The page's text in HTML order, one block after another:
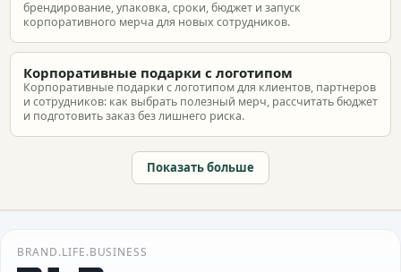
брендирование, упаковка, сроки, бюджет и запуск
корпоративного мерча для новых сотрудников.
Корпоративные подарки с логотипом
Корпоративные подарки с логотипом для клиентов, партнеров
и сотрудников: как выбрать полезный мерч, рассчитать бюджет
и подготовить заказ без лишнего риска.
Показать больше
BRAND.LIFE.BUSINESS